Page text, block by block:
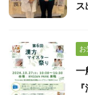
ス
一